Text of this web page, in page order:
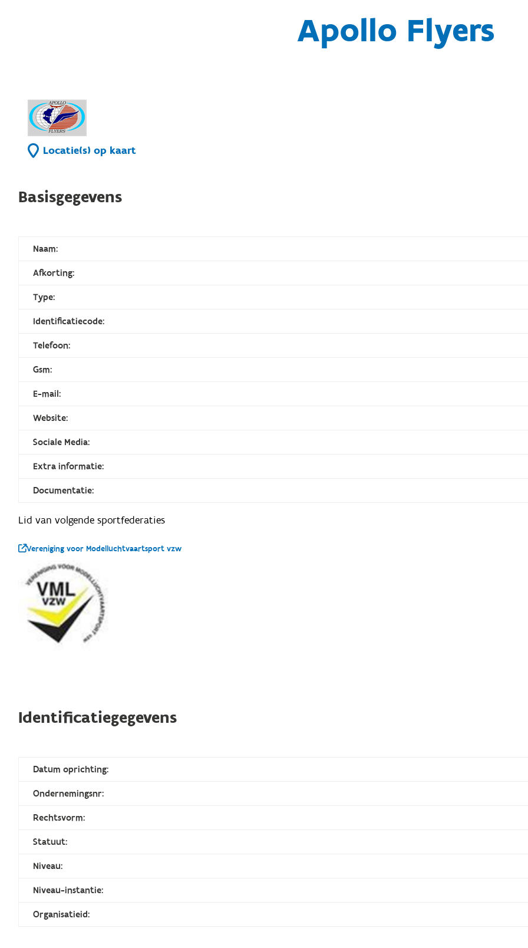
Apollo Flyers
Locatie(s) op kaart
Basisgegevens
Naam:
Afkorting:
Type:
Identificatiecode:
Telefoon:
Gsm:
E-mail:
Website:
Sociale Media:
Extra informatie:
Documentatie:
Lid van volgende sportfederaties
Vereniging voor Modelluchtvaartsport vzw
Identificatiegegevens
Datum oprichting:
Ondernemingsnr:
Rechtsvorm:
Statuut:
Niveau:
Niveau-instantie:
Organisatieid: